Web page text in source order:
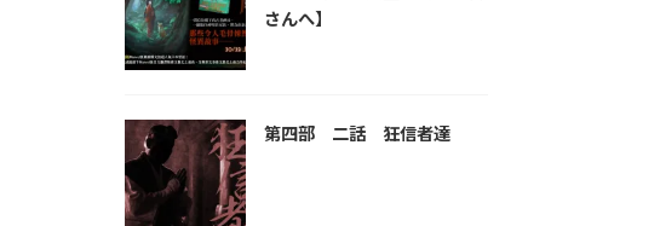
さんへ】
第四部 二話 狂信者達